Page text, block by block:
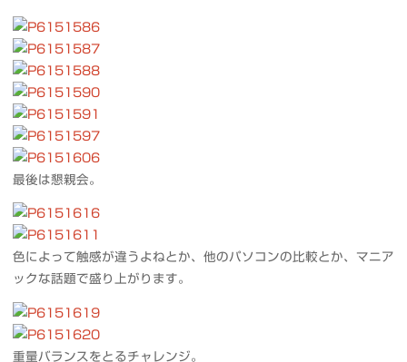
最後は懇親会。
色によって触感が違うよねとか、他のパソコンの比較とか、マニア
ックな話題で盛り上がります。
重量バランスをとるチャレンジ。